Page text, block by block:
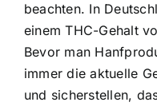
beachten. In
einem THC-Gehalt
Bevor man
immer die aktuelle
und sicherstellen,